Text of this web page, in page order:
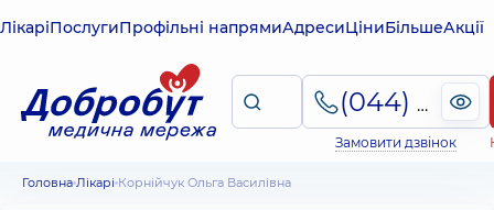
ЛікаріПослугиПрофільні напрямиАдресиЦіниБільшеАкції
(044) 495-2-888
Замовити дзвінок
Головна Лікарі Корнійчук Ольга Василівна